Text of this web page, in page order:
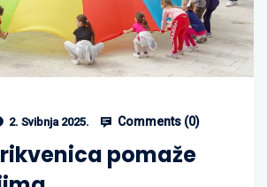
2. Svibnja 2025. Comments (0)
pomaže